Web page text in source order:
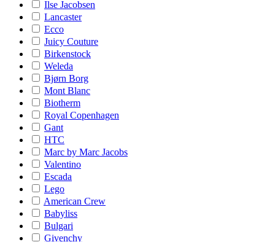
Ilse Jacobsen
Lancaster
Ecco
Juicy Couture
Birkenstock
Weleda
Bjørn Borg
Mont Blanc
Biotherm
Royal Copenhagen
Gant
HTC
Marc by Marc Jacobs
Valentino
Escada
Lego
American Crew
Babyliss
Bulgari
Givenchy